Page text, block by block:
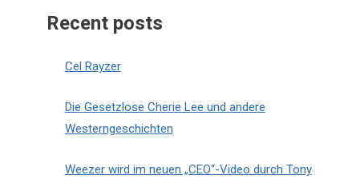
Recent posts
Cel Rayzer
Die Gesetzlose Cherie Lee und andere
Westerngeschichten
Weezer wird im neuen „CEO“-Video durch Tony